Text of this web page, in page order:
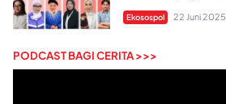
Ekosospol 22 Juni 2025
PODCAST BAGI CERITA >>>